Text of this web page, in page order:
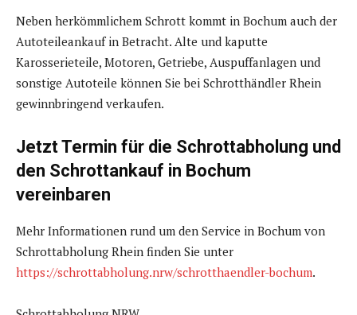
Neben herkömmlichem Schrott kommt in Bochum auch der
Autoteileankauf in Betracht. Alte und kaputte
Karosserieteile, Motoren, Getriebe, Auspuffanlagen und
sonstige Autoteile können Sie bei Schrotthändler Rhein
gewinnbringend verkaufen.
Jetzt Termin für die Schrottabholung und
den Schrottankauf in Bochum
vereinbaren
Mehr Informationen rund um den Service in Bochum von
Schrottabholung Rhein finden Sie unter
https://schrottabholung.nrw/schrotthaendler-bochum.